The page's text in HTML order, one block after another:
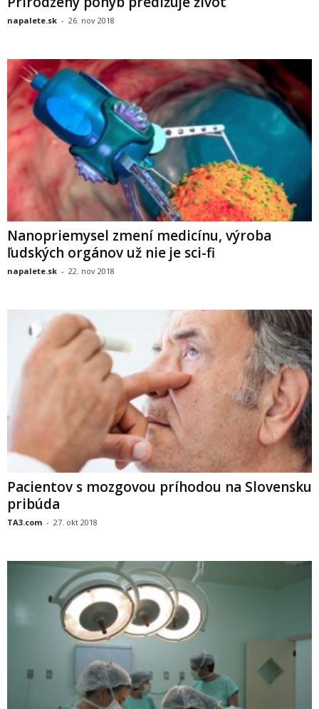
napalete.sk - 26. nov 2018
Nanopriemysel zmení medicínu, výroba
ľudských orgánov už nie je sci-fi
napalete.sk - 22. nov 2018
Pacientov s mozgovou príhodou na Slovensku
pribúda
TA3.com - 27. okt 2018